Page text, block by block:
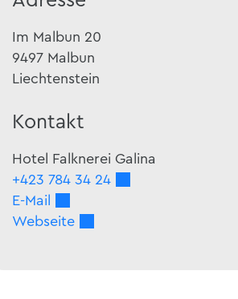
Im Malbun 20
9497 Malbun
Liechtenstein
Kontakt
Hotel Falknerei Galina
+423 784 34 24
E-Mail
Webseite